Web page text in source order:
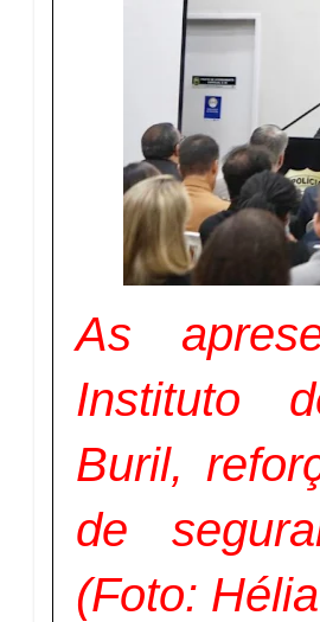
As
Instituto
Buril,
de
(Foto: